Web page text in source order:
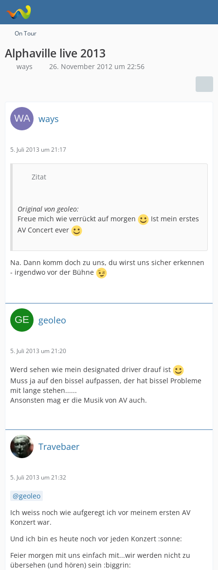
On Tour
Alphaville live 2013
ways 26. November 2012 um 22:56
ways
5. Juli 2013 um 21:17
Zitat
Original von geoleo:
Freue mich wie verrückt auf morgen
Ist mein erstes
AV Concert ever
Na. Dann komm doch zu uns, du wirst uns sicher erkennen
- irgendwo vor der Bühne
geoleo
5. Juli 2013 um 21:20
Werd sehen wie mein designated driver drauf ist
Muss ja auf den bissel aufpassen, der hat bissel Probleme
mit lange stehen......
Ansonsten mag er die Musik von AV auch.
Travebaer
5. Juli 2013 um 21:32
geoleo
Ich weiss noch wie aufgeregt ich vor meinem ersten AV
Konzert war.
Und ich bin es heute noch vor jeden Konzert :sonne:
Feier morgen mit uns einfach mit...wir werden nicht zu
übersehen (und hören) sein :biggrin: